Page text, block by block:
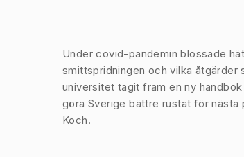
Under covid-pandemin blossade
smittspridningen och vilka åtgärder
universitet tagit fram en ny
göra Sverige bättre rustat för nästa
Koch.